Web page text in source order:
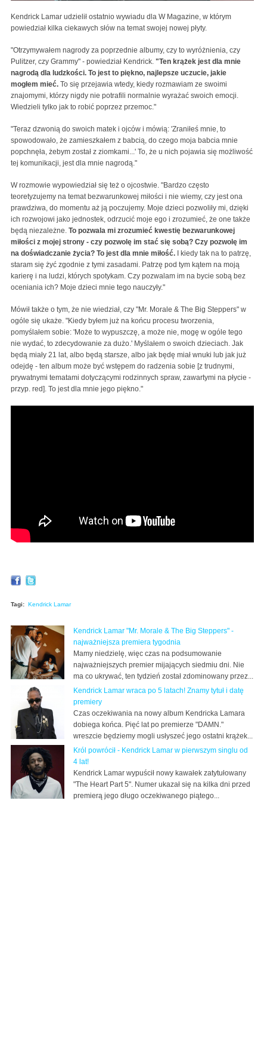
Kendrick Lamar udzielił ostatnio wywiadu dla W Magazine, w którym
powiedział kilka ciekawych słów na temat swojej nowej płyty.
"Otrzymywałem nagrody za poprzednie albumy, czy to wyróżnienia, czy
Pulitzer, czy Grammy" - powiedział Kendrick. "Ten krążek jest dla mnie
nagrodą dla ludzkości. To jest to piękno, najlepsze uczucie, jakie
mogłem mieć. To się przejawia wtedy, kiedy rozmawiam ze swoimi
znajomymi, którzy nigdy nie potrafili normalnie wyrażać swoich emocji.
Wiedzieli tylko jak to robić poprzez przemoc."
"Teraz dzwonią do swoich matek i ojców i mówią: 'Zraniłeś mnie, to
spowodowało, że zamieszkałem z babcią, do czego moja babcia mnie
popchnęła, żebym został z ziomkami...' To, że u nich pojawia się możliwość
tej komunikacji, jest dla mnie nagrodą."
W rozmowie wypowiedział się też o ojcostwie. "Bardzo często
teoretyzujemy na temat bezwarunkowej miłości i nie wiemy, czy jest ona
prawdziwa, do momentu aż ją poczujemy. Moje dzieci pozwoliły mi, dzięki
ich rozwojowi jako jednostek, odrzucić moje ego i zrozumieć, że one także
będą niezależne. To pozwala mi zrozumieć kwestię bezwarunkowej
miłości z mojej strony - czy pozwolę im stać się sobą? Czy pozwolę im
na doświadczanie życia? To jest dla mnie miłość. I kiedy tak na to patrzę,
staram się żyć zgodnie z tymi zasadami. Patrzę pod tym kątem na moją
karierę i na ludzi, których spotykam. Czy pozwalam im na bycie sobą bez
oceniania ich? Moje dzieci mnie tego nauczyły."
Mówił także o tym, że nie wiedział, czy "Mr. Morale & The Big Steppers" w
ogóle się ukaże. "Kiedy byłem już na końcu procesu tworzenia,
pomyślałem sobie: 'Może to wypuszczę, a może nie, mogę w ogóle tego
nie wydać, to zdecydowanie za dużo.' Myślałem o swoich dzieciach. Jak
będą miały 21 lat, albo będą starsze, albo jak będę miał wnuki lub jak już
odejdę - ten album może być wstępem do radzenia sobie [z trudnymi,
prywatnymi tematami dotyczącymi rodzinnych spraw, zawartymi na płycie -
przyp. red]. To jest dla mnie jego piękno."
Tagi: Kendrick Lamar
Kendrick Lamar "Mr. Morale & The Big Steppers" -
najważniejsza premiera tygodnia
Mamy niedzielę, więc czas na podsumowanie
najważniejszych premier mijających siedmiu dni. Nie
ma co ukrywać, ten tydzień został zdominowany przez...
Kendrick Lamar wraca po 5 latach! Znamy tytuł i datę
premiery
Czas oczekiwania na nowy album Kendricka Lamara
dobiega końca. Pięć lat po premierze "DAMN."
wreszcie będziemy mogli usłyszeć jego ostatni krążek...
Król powrócił - Kendrick Lamar w pierwszym singlu od
4 lat!
Kendrick Lamar wypuścił nowy kawałek zatytułowany
"The Heart Part 5". Numer ukazał się na kilka dni przed
premierą jego długo oczekiwanego piątego...